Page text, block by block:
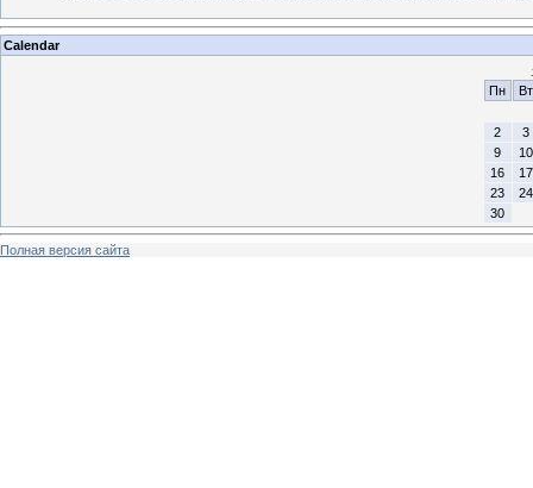
Calendar
Пн
Вт
2
3
9
10
16
17
23
24
30
Полная версия сайта